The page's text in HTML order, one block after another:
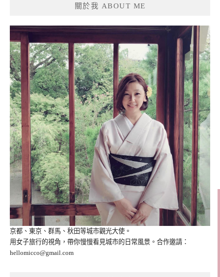
關於我 ABOUT ME
京都、東京、群馬、秋田等城市觀光大使。
用女子旅行的視角，帶你慢慢看見城市的日常風景。合作邀請：
hellomicco@gmail.com